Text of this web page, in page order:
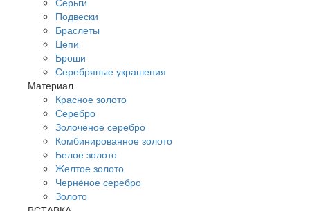
Подвески
Браслеты
Цепи
Броши
Серебряные украшения
Материал
Красное золото
Серебро
Золочёное серебро
Комбинированное золото
Белое золото
Желтое золото
Чернёное серебро
Золото